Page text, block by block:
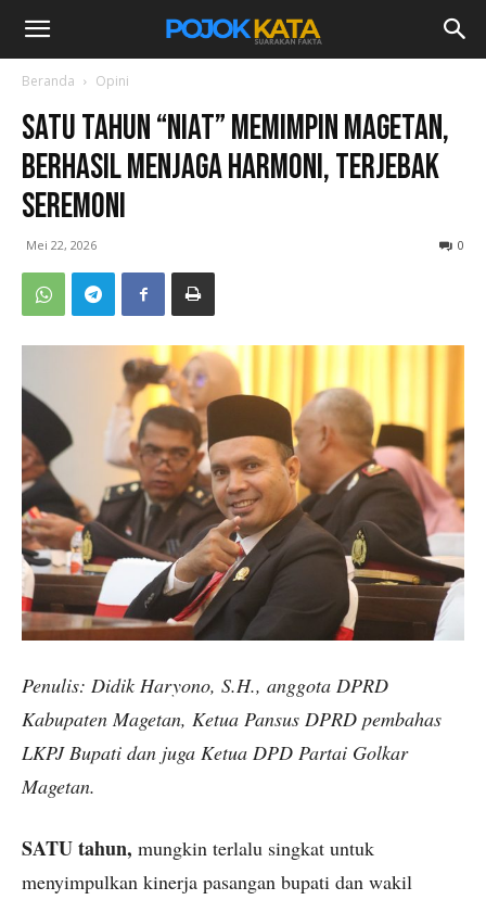
Beranda Opini
Satu Tahun “NIAT” Memimpin Magetan,
Berhasil Menjaga Harmoni, Terjebak
Seremoni
Mei 22, 2026 0
Penulis: Didik Haryono, S.H., anggota DPRD
Kabupaten Magetan, Ketua Pansus DPRD pembahas
LKPJ Bupati dan juga Ketua DPD Partai Golkar
Magetan.
SATU tahun, mungkin terlalu singkat untuk
menyimpulkan kinerja pasangan bupati dan wakil